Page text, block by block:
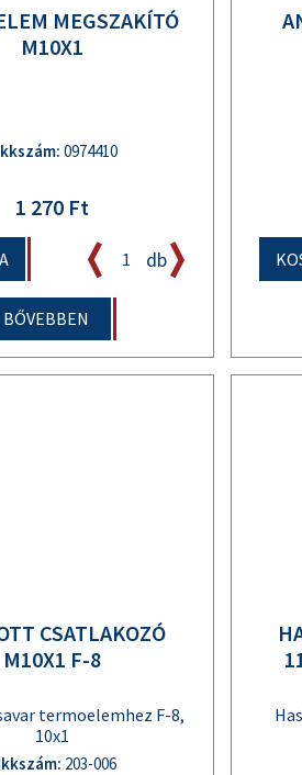
MEGSZAKÍTÓ
M10X1
0974410
1 270 Ft
db
BŐVEBBEN
CSATLAKOZÓ
M10X1 F-8
termoelemhez F-8,
10x1
203-006